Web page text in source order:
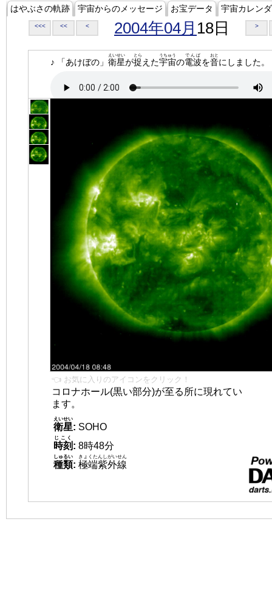
はやぶさの軌跡 宇宙からのメッセージ お宝データ 宇宙カレン
<<< << < 2004年04月 18日 >
♪ 「あけぼの」 衛星
えいせい
が捉
とら
えた宇宙
うちゅう
の電波
でんぱ
を音
おと
にしました。
👈 お気に入りのアイコンをクリック！
コロナホール(黒い部分)が至る所に現れてい
ます。
衛星
えいせい
: SOHO
時刻
じこく
: 8時48分
種類
しゅるい
: 極端紫外線
きょくたんしがいせん